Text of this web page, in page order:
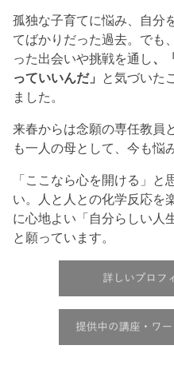
孤独な子育てに悩み、自分
てばかりだった過去。でも
った出会いや挑戦を通し
っていいんだ」
と気づいた
ました。
来春からは念願の専任教員
も一人の母として、今も悩
「ここなら心を開ける」と
い。人と人との化学反応を
に心地よい「自分らしい人
と願っています。